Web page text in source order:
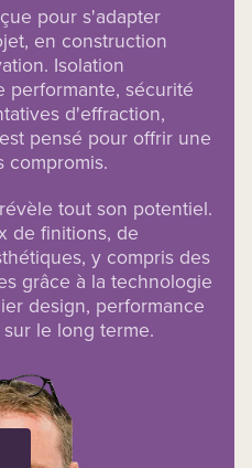
pour s'adapter
en construction
Isolation
performante, sécurité
d'effraction,
pensé pour offrir une
compromis.
tout son potentiel.
de finitions, de
y compris des
grâce à la technologie
design, performance
le long terme.